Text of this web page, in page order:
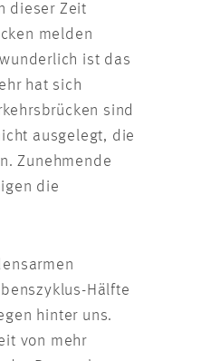
dieser Zeit
melden
ist das
hat sich
sind
ausgelegt, die
Zunehmende
die
Hälfte
hinter uns.
von mehr